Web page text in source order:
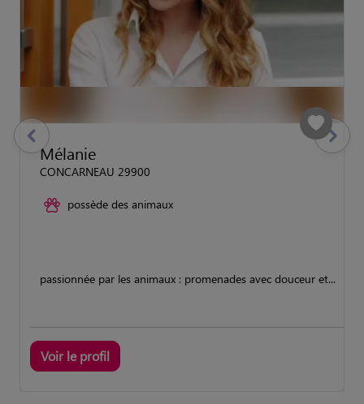
Mélanie
CONCARNEAU 29900
possède des animaux
passionnée par les animaux : promenades avec douceur et...
Voir le profil
previous Suivant